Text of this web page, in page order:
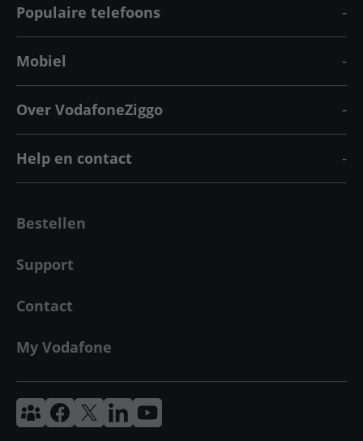
Populaire telefoons
Mobiel
Over VodafoneZiggo
Help en contact
Bestellen
Support
Contact
My Vodafone
Vodafone & Ziggo Community
Vodafone Facebook
Vodafone XVodafoneZiggo LinkedIn
Vodafone YouTube